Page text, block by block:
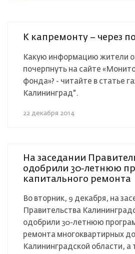
К капремонту – через
Какую информацию жители
почерпнуть на сайте
фонда»? - читайте в статье
Калининград".
22 декабря 2014
На заседании
одобрили 30-летнюю
капитального ремонта
Во вторник, 9 декабря, на
Правительства
одобрили 30-летнюю
ремонта многоквартирных
Калининградской области, а